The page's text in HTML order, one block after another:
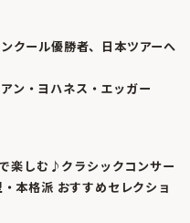
クール優勝者、日本ツアーへ
ン・ヨハネス・エッガー
楽しむ♪クラシックコンサー
本格派 おすすめセレクショ